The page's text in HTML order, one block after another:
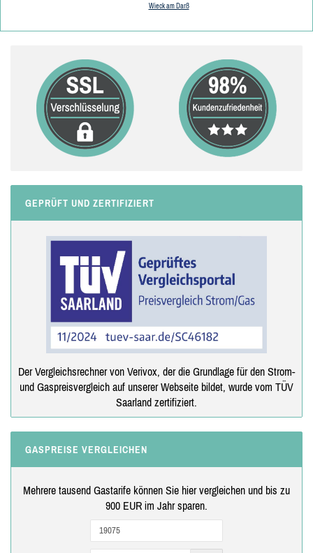
Wieck am Darß
GEPRÜFT UND ZERTIFIZIERT
Der Vergleichsrechner von Verivox, der die Grundlage für den Strom-
und Gaspreisvergleich auf unserer Webseite bildet, wurde vom TÜV
Saarland zertifiziert.
GASPREISE VERGLEICHEN
Mehrere tausend Gastarife können Sie hier vergleichen und bis zu
900 EUR im Jahr sparen.